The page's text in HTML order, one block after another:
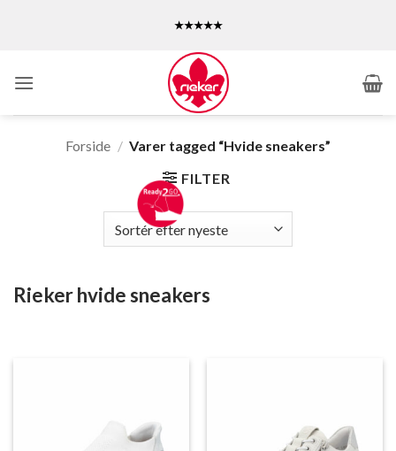
★★★★★
Forside / Varer tagged “Hvide sneakers”
FILTER
Rieker hvide sneakers